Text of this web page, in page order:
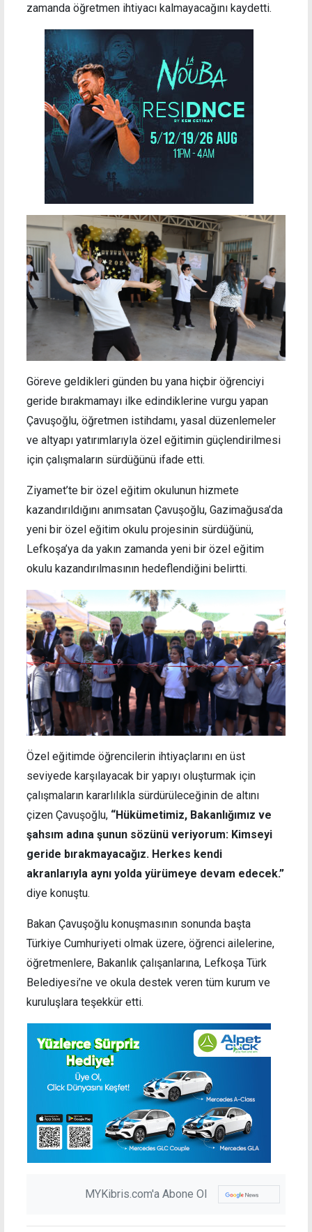
zamanda öğretmen ihtiyacı kalmayacağını kaydetti.
Göreve geldikleri günden bu yana hiçbir öğrenciyi
geride bırakmamayı ilke edindiklerine vurgu yapan
Çavuşoğlu, öğretmen istihdamı, yasal düzenlemeler
ve altyapı yatırımlarıyla özel eğitimin güçlendirilmesi
için çalışmaların sürdüğünü ifade etti.
Ziyamet’te bir özel eğitim okulunun hizmete
kazandırıldığını anımsatan Çavuşoğlu, Gazimağusa’da
yeni bir özel eğitim okulu projesinin sürdüğünü,
Lefkoşa’ya da yakın zamanda yeni bir özel eğitim
okulu kazandırılmasının hedeflendiğini belirtti.
Özel eğitimde öğrencilerin ihtiyaçlarını en üst
seviyede karşılayacak bir yapıyı oluşturmak için
çalışmaların kararlılıkla sürdürüleceğinin de altını
çizen Çavuşoğlu, “Hükümetimiz, Bakanlığımız ve
şahsım adına şunun sözünü veriyorum: Kimseyi
geride bırakmayacağız. Herkes kendi
akranlarıyla aynı yolda yürümeye devam edecek.”
diye konuştu.
Bakan Çavuşoğlu konuşmasının sonunda başta
Türkiye Cumhuriyeti olmak üzere, öğrenci ailelerine,
öğretmenlere, Bakanlık çalışanlarına, Lefkoşa Türk
Belediyesi’ne ve okula destek veren tüm kurum ve
kuruluşlara teşekkür etti.
MYKibris.com'a Abone Ol